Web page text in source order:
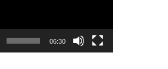
06:30